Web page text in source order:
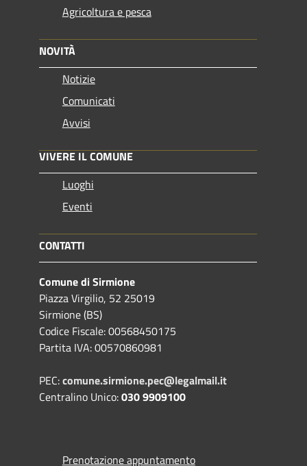
Agricoltura e pesca
NOVITÀ
Notizie
Comunicati
Avvisi
VIVERE IL COMUNE
Luoghi
Eventi
CONTATTI
Comune di Sirmione
Piazza Virgilio, 52 25019
Sirmione (BS)
Codice Fiscale: 00568450175
Partita IVA: 00570860981
PEC:comune.sirmione.pec@legalmail.it
Centralino Unico:030 9909100
Prenotazione appuntamento